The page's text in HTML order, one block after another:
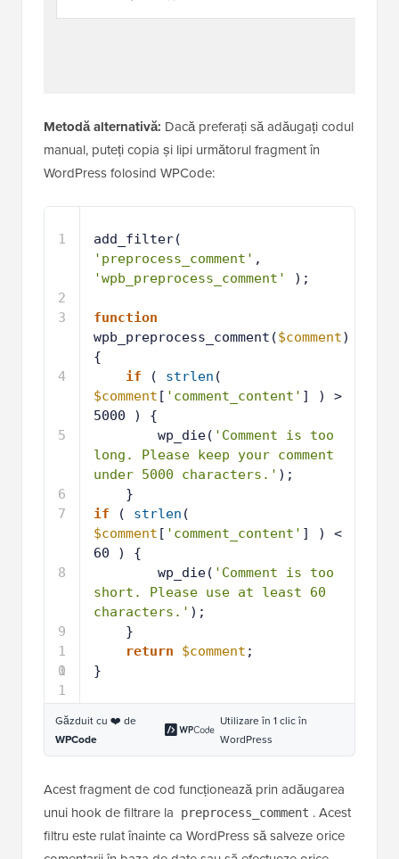
Metodă alternativă: Dacă preferați să adăugați codul
manual, puteți copia și lipi următorul fragment în
WordPress folosind WPCode:
1
2
3
4
5
6
7
8
9
1
0
1
1
'preprocess_comment'
'wpb_preprocess_comment'
);
function
wpb_preprocess_comment($comment)
{
if
( strlen
$comment [ 'comment_content' ] ) >
5000 ) {
wp_die( 'Comment is too
long. Please keep your comment
under 5000 characters.' );
}
if
( strlen
$comment [ 'comment_content' ] ) <
60 ) {
wp_die( 'Comment is too
short. Please use at least 60
characters.' );
}
return
$comment ;
}
Găzduit cu ❤️ de
WPCode
Utilizare în 1 clic în
WordPress
Acest fragment de cod funcționează prin adăugarea
unui hook de filtrare la
preprocess_comment . Acest
filtru este rulat înainte ca WordPress să salveze orice